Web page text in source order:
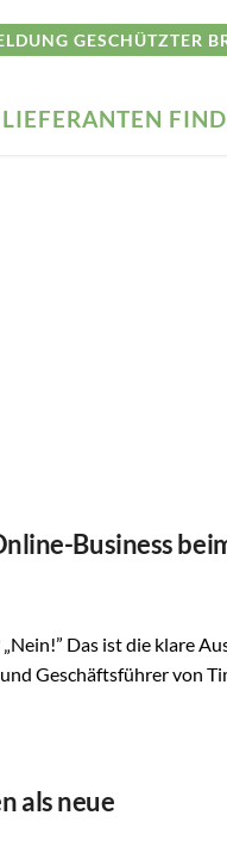
GESCHÜTZTER
Business
Das ist die klare
Geschäftsführer von
als neue